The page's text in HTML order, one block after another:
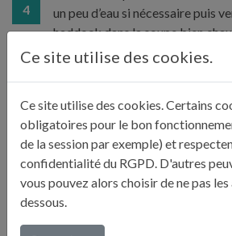
4
un peu d’eau si nécessaire puis
haddock dans la soupe bien
5
Laissez reposer une minute et
assiettes.
Décorez avec la coriandre et
moulin à poivre.
Ce site utilise des cookies.
Ce site utilise des cookies. Certains
obligatoires pour le bon
de la session par exemple) et
confidentialité du RGPD. D'autres
vous pouvez alors choisir de ne pas
dessous.